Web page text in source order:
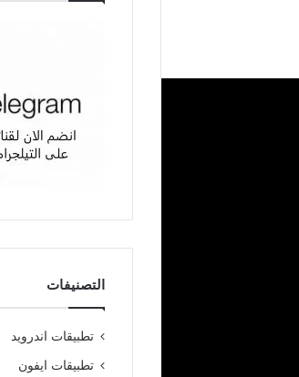
التصنيفات
تطبيقات اندرويد
تطبيقات ايفون